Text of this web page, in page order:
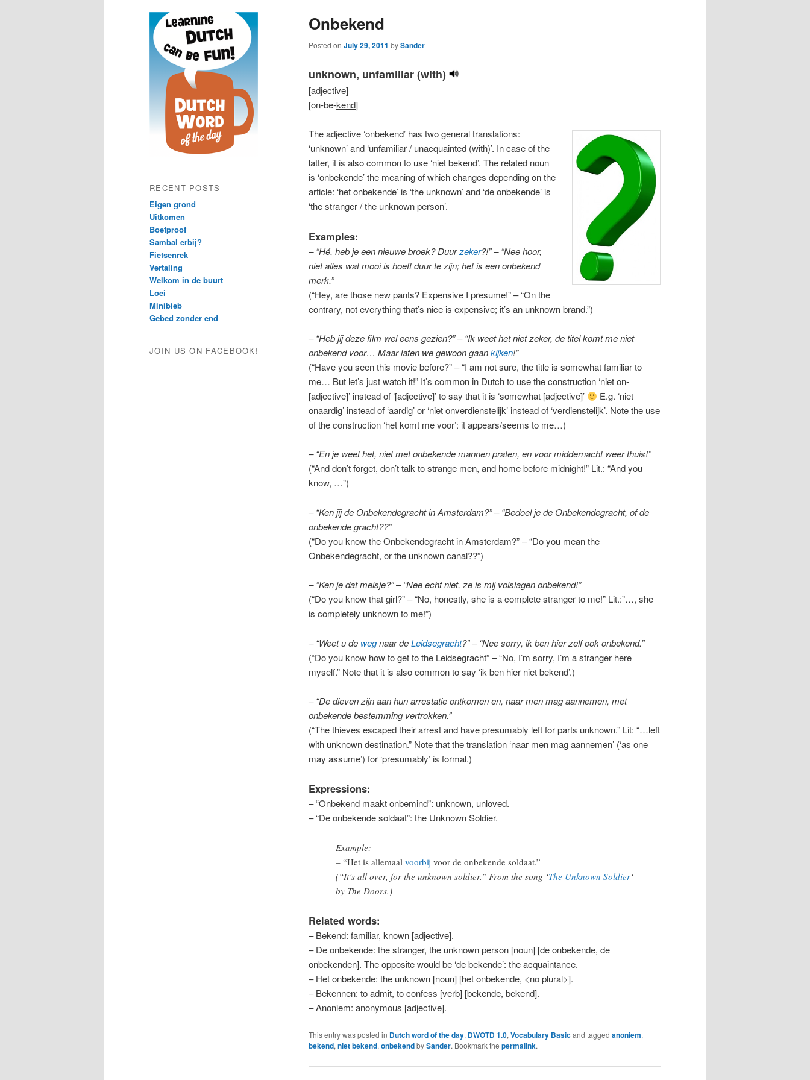
content
content Onbekend
Posted on July 29, 2011 bySander
unknown, unfamiliar (with)
[adjective]
[on-be-kend]
The adjective ‘onbekend’ has two general translations:
‘unknown’ and ‘unfamiliar / unacquainted (with)’. In case of the
latter, it is also common to use ‘niet bekend’. The related noun
is ‘onbekende’ the meaning of which changes depending on the
article: ‘het onbekende’ is ‘the unknown’ and ‘de onbekende’ is
‘the stranger / the unknown person’.
Examples:
– “Hé, heb je een nieuwe broek? Duurzeker?!” – “Nee hoor,
niet alles wat mooi is hoeft duur te zijn; het is een onbekend
merk.”
(“Hey, are those new pants? Expensive I presume!” – “On the
contrary, not everything that’s nice is expensive; it’s an unknown brand.”)
– “Heb jij deze film wel eens gezien?” – “Ik weet het niet zeker, de titel komt me niet
onbekend voor… Maar laten we gewoon gaankijken!”
(“Have you seen this movie before?” – “I am not sure, the title is somewhat familiar to
me… But let’s just watch it!” It’s common in Dutch to use the construction ‘niet on-
[adjective]’ instead of ‘[adjective]’ to say that it is ‘somewhat [adjective]’
E.g. ‘niet
onaardig’ instead of ‘aardig’ or ‘niet onverdienstelijk’ instead of ‘verdienstelijk’. Note the use
of the construction ‘het komt me voor’: it appears/seems to me…)
– “En je weet het, niet met onbekende mannen praten, en voor middernacht weer thuis!”
(“And don’t forget, don’t talk to strange men, and home before midnight!” Lit.: “And you
know, …”)
– “Ken jij de Onbekendegracht in Amsterdam?” – “Bedoel je de Onbekendegracht, of de
onbekende gracht??”
(“Do you know the Onbekendegracht in Amsterdam?” – “Do you mean the
Onbekendegracht, or the unknown canal??”)
– “Ken je dat meisje?” – “Nee echt niet, ze is mij volslagen onbekend!”
(“Do you know that girl?” – “No, honestly, she is a complete stranger to me!” Lit.:”…, she
is completely unknown to me!”)
– “Weet u de wegnaar deLeidsegracht?” – “Nee sorry, ik ben hier zelf ook onbekend.”
(“Do you know how to get to the Leidsegracht” – “No, I’m sorry, I’m a stranger here
myself.” Note that it is also common to say ‘ik ben hier niet bekend’.)
– “De dieven zijn aan hun arrestatie ontkomen en, naar men mag aannemen, met
onbekende bestemming vertrokken.”
(“The thieves escaped their arrest and have presumably left for parts unknown.” Lit: “…left
with unknown destination.” Note that the translation ‘naar men mag aannemen’ (‘as one
may assume’) for ‘presumably’ is formal.)
Expressions:
– “Onbekend maakt onbemind”: unknown, unloved.
– “De onbekende soldaat”: the Unknown Soldier.
Example:
– “Het is allemaal voorbij voor de onbekende soldaat.”
(“It’s all over, for the unknown soldier.” From the song ‘The Unknown Soldier‘
by The Doors.)
Related words:
– Bekend: familiar, known [adjective].
– De onbekende: the stranger, the unknown person [noun] [de onbekende, de
onbekenden]. The opposite would be ‘de bekende’: the acquaintance.
– Het onbekende: the unknown [noun] [het onbekende, <no plural>].
– Bekennen: to admit, to confess [verb] [bekende, bekend].
– Anoniem: anonymous [adjective].
This entry was posted in Dutch word of the day, DWOTD 1.0,Vocabulary Basicand tagged anoniem,
bekend,niet bekend,onbekendbySander. Bookmark the permalink.
RECENT POSTS
Eigen grond
Uitkomen
Boefproof
Sambal erbij?
Fietsenrek
Vertaling
Welkom in de buurt
Loei
Minibieb
Gebed zonder end
JOIN US ON FACEBOOK!